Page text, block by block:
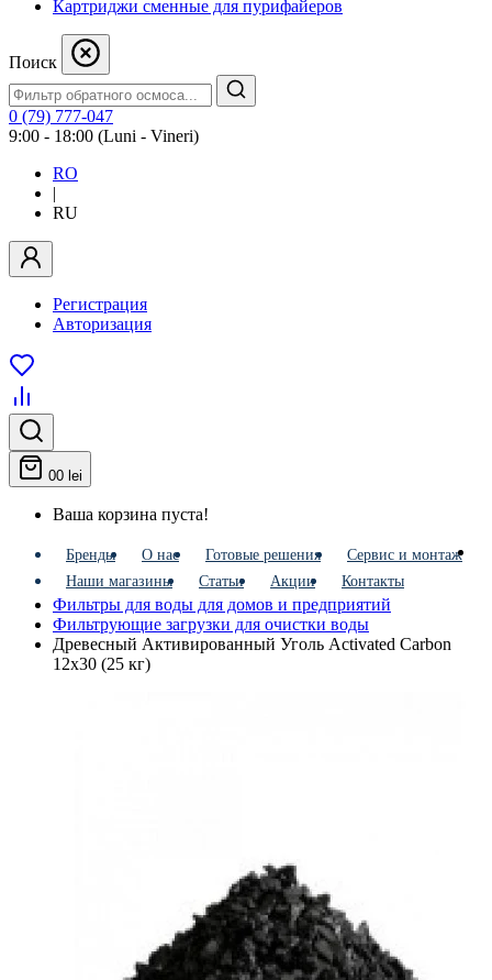
Картриджи сменные для пурифайеров
Поиск
0 (79) 777-047
9:00 - 18:00 (Luni - Vineri)
RO
|
RU
Регистрация
Авторизация
00 lei
Ваша корзина пуста!
Бренды О нас Готовые решения
Сервис и монтаж
Наши магазины
Статьи Акции Контакты
Фильтры для воды для домов и предприятий
Фильтрующие загрузки для очистки воды
Древесный Активированный Уголь Activated Carbon
12x30 (25 кг)